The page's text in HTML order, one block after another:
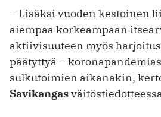
– Lisäksi vuoden kestoinen
aiempaa korkeampaan
aktiivisuuteen myös
päätyttyä –
sulkutoimien aikanakin,
Savikangas